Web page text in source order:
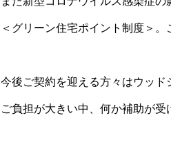
＜グリーン住宅ポイント制度＞
今後ご契約を迎える方々はウッド
ご負担が大きい中、何か補助が